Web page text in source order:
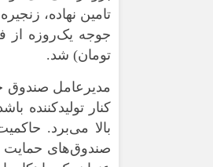
تامین نهاده،
تومان) شد.
مدیرعامل صندوق
کنار تولیدکننده
بالا می‌برد.
صندوق‌های حمایت